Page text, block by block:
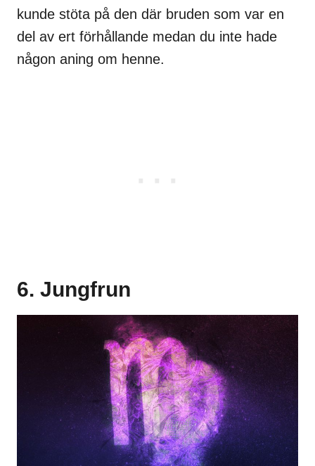
kunde stöta på den där bruden som var en
del av ert förhållande medan du inte hade
någon aning om henne.
6. Jungfrun